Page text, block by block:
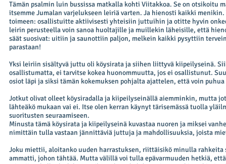
Tämän psalmin luin bussissa matkalla kohti Viitakkoa. Se on otsikoitu
itsemme Jumalan varjelukseen leiriä varten. Ja hienosti kaikki
toimeen: osallistuitte aktiivisesti yhteisiin juttuihin ja otitte hyvin
leirin perusteella voin sanoa huoltajille ja muillekin läheisille, että
säät suosivat: uitiin ja saunottiin paljon, melkein kaikki pysyttiin
parastaan!
Yksi leiriin sisältyvä juttu oli köysirata ja siihen liittyvä kiipeilyseinä.
osallistumatta, ei tarvitse kokea huonommuutta, jos ei osallistunut.
osiot läpi ja siksi tämän kokemuksen pohjalta ajattelen, että voin
Jotkut olivat olleet köysiradalla ja kiipeilyseinällä aiemminkin, mutta
lähteäkö mukaan vai ei. Itse olen kerran käynyt tärisemässä tuolla
suoritusten seuraamiseen.
Minusta tämä köysirata ja kiipeilyseinä kuvastaa nuoren ja miksei
nimittäin tulla vastaan jännittäviä juttuja ja mahdollisuuksia, joista
Joku miettii, aloitanko uuden harrastuksen, riittäisikö minulla rahkeita
ammatti, johon tähtää. Mutta välillä voi tulla epävarmuuden hetkiä,